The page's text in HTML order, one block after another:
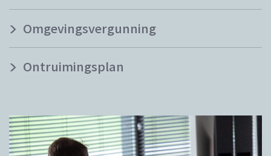
Omgevingsvergunning
Ontruimingsplan